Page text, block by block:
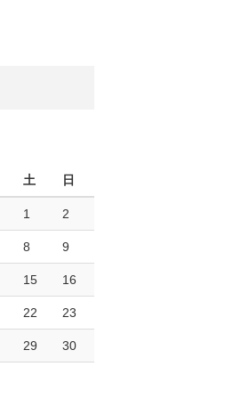
土 日
1 2
8 9
15 16
22 23
29 30